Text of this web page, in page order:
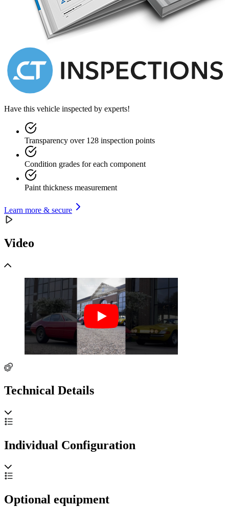
V12 can sound, and everything about this car feels engineered for
fast journeys across European roads. A true gran turismo, but with
the heart of a racing car.
This Ferrari 365 GTB/4 Daytona represents an exceptional
opportunity for the enthusiast seeking authenticity and a correct
history. A Rosso Corsa Daytona with black leather, delivered
through Charles Pozzi SA, mechanically very well cared for, and
still retaining its original character from the past.
You are warmly welcome to visit us in Brummen for a viewing. Do
you live abroad? No problem at all; we sell our cars worldwide and
naturally offer export services as well. Since 1975, we have been a
family-owned company with a deeply rooted passion for exceptional
classic automobiles.
Have this vehicle inspected by experts!
Transparency over 128 inspection points
Condition grades for each component
Paint thickness measurement
Learn more & secure
Video
Technical Details
Individual Configuration
Optional equipment